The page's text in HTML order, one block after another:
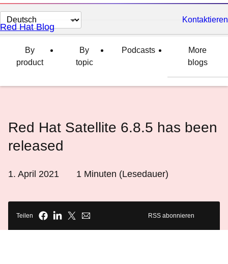
Sprache
auswählen
Kontaktieren
Red Hat Blog
By
product
By
topic
Podcasts
More
blogs
Red Hat Satellite 6.8.5 has been
released
1. April 2021 1 Minuten (Lesedauer)
Teilen RSS abonnieren